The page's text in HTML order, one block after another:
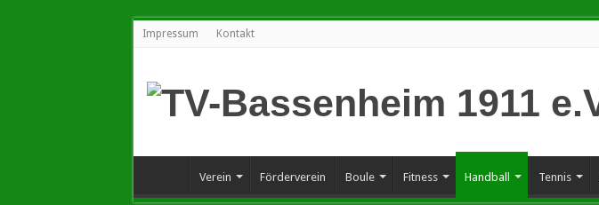
Impressum Kontakt
Verein Förderverein Boule Fitness Handball Tennis